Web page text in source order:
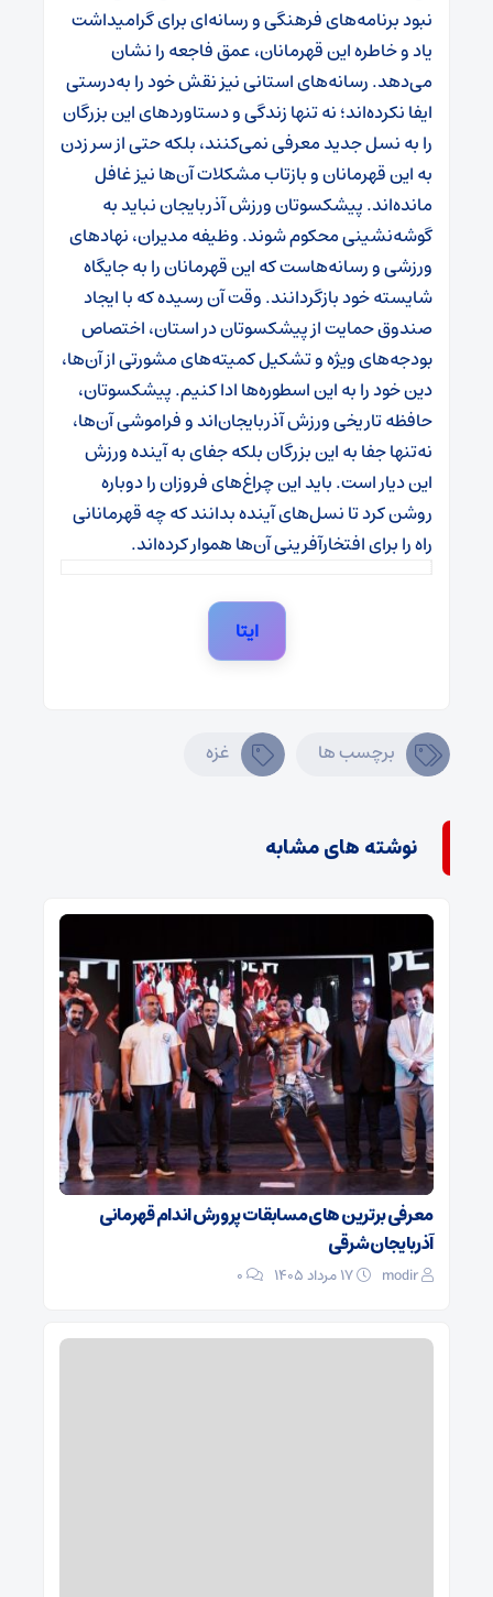
نبود برنامه‌های فرهنگی و رسانه‌ای برای گرامیداشت
یاد و خاطره این قهرمانان، عمق فاجعه را نشان
می‌دهد. رسانه‌های استانی نیز نقش خود را به‌درستی
ایفا نکرده‌اند؛ نه تنها زندگی و دستاوردهای این بزرگان
را به نسل جدید معرفی نمی‌کنند، بلکه حتی از سر زدن
به این قهرمانان و بازتاب مشکلات آن‌ها نیز غافل
مانده‌اند. پیشکسوتان ورزش آذربایجان نباید به
گوشه‌نشینی محکوم شوند. وظیفه مدیران، نهادهای
ورزشی و رسانه‌هاست که این قهرمانان را به جایگاه
شایسته خود بازگردانند. وقت آن رسیده که با ایجاد
صندوق حمایت از پیشکسوتان در استان، اختصاص
بودجه‌های ویژه و تشکیل کمیته‌های مشورتی از آن‌ها،
دین خود را به این اسطوره‌ها ادا کنیم. پیشکسوتان،
حافظه تاریخی ورزش آذربایجان‌اند و فراموشی آن‌ها،
نه‌تنها جفا به این بزرگان بلکه جفای به آینده ورزش
این دیار است. باید این چراغ‌های فروزان را دوباره
روشن کرد تا نسل‌های آینده بدانند که چه قهرمانانی
راه را برای افتخارآفرینی آن‌ها هموار کرده‌اند.
ایتا
برچسب ها غزه
نوشته های مشابه
معرفی برترین های مسابقات پرورش اندام قهرمانی
آذربایجان شرقی
modir
0